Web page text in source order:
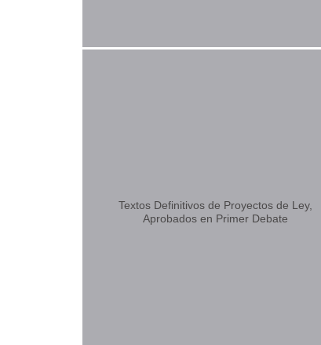
Textos Definitivos de Proyectos de Ley,
Aprobados en Primer Debate